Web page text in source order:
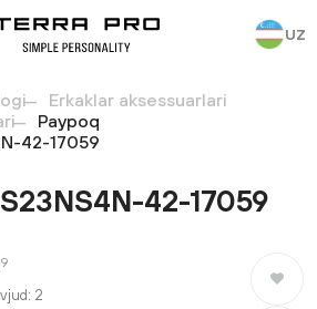
UZ
Erkaklar aksessuarlari
Paypoq
42-17059
42-17059
2